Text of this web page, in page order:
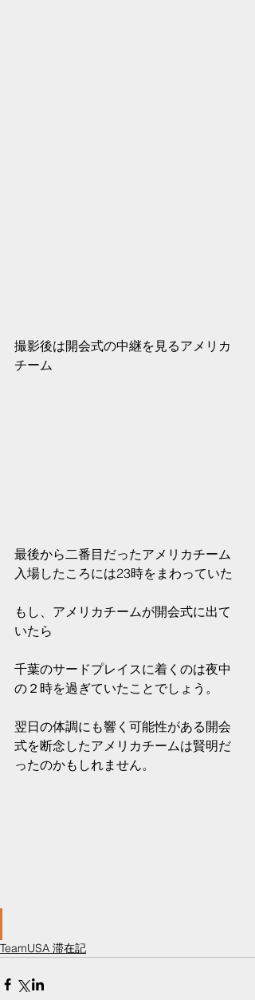
撮影後は開会式の中継を見るアメリカ
チーム
最後から二番目だったアメリカチーム
入場したころには23時をまわっていた
もし、アメリカチームが開会式に出て
いたら
千葉のサードプレイスに着くのは夜中
の２時を過ぎていたことでしょう。
翌日の体調にも響く可能性がある開会
式を断念したアメリカチームは賢明だ
ったのかもしれません。
TeamUSA 滞在記